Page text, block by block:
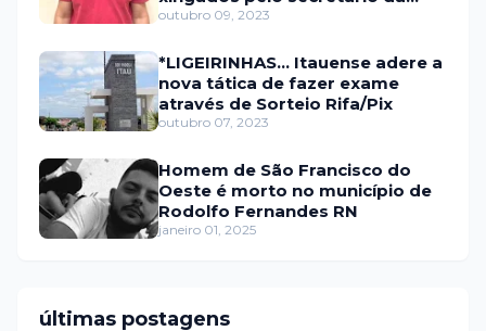
prefeitura de Itaú
outubro 09, 2023
*LIGEIRINHAS... Itauense adere a
nova tática de fazer exame
através de Sorteio Rifa/Pix
outubro 07, 2023
Homem de São Francisco do
Oeste é morto no município de
Rodolfo Fernandes RN
janeiro 01, 2025
últimas postagens